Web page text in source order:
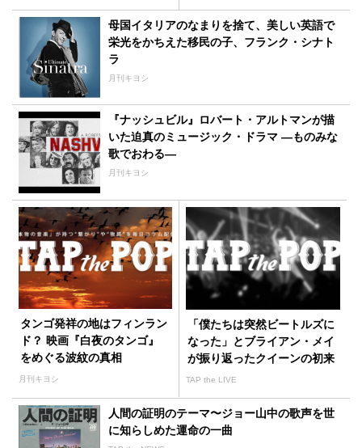
母国イタリアのなまりを捨て、美しい英語で
栄光をかちえた移民の子、フランク・シナト
ラ
月刊キヨシ
『ナッシュビル』ロバート・アルトマンが描
いた迫真のミュージック・ドラマ ―ものみな
歌でおわる―
月刊キヨシ
タンゴ発祥の地はフィンラン
ド？ 映画『白夜のタンゴ』
をめぐる波紋の真相
月刊キヨシ
「僕たちは突然ビートルズに
なった」とブライアン・メイ
が振り返ったクイーンの初来
日
TAP the LIVE
人間の証明のテーマ〜ジョー山中の歌声を世
に知らしめた運命の一曲